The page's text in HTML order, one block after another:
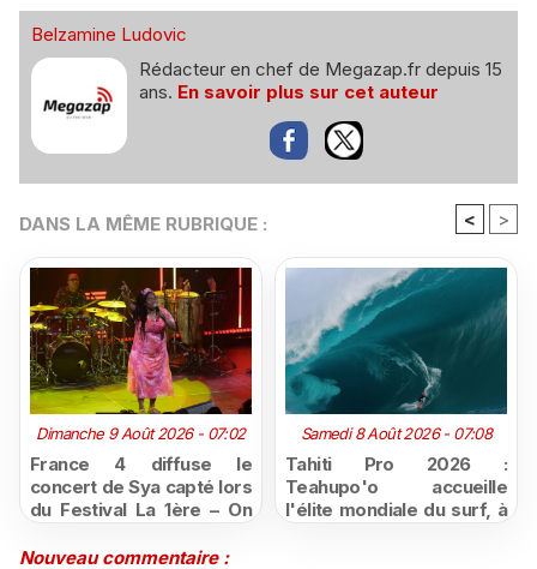
Belzamine Ludovic
Rédacteur en chef de Megazap.fr depuis 15
ans. En savoir plus sur cet auteur
DANS LA MÊME RUBRIQUE : < >
Dimanche 9 Août 2026 - 07:02
France 4 diffuse le
concert de Sya capté lors
du Festival La 1ère – On
Samedi 8 Août 2026 - 07:08
Tahiti Pro 2026 :
Teahupo'o accueille
l'élite mondiale du surf, à
Nouveau commentaire :